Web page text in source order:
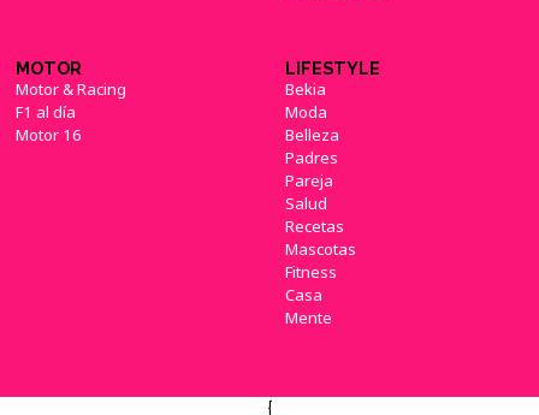
MOTOR
Motor & Racing
F1 al día
Motor 16
LIFESTYLE
Bekia
Moda
Belleza
Padres
Pareja
Salud
Recetas
Mascotas
Fitness
Casa
Mente
{